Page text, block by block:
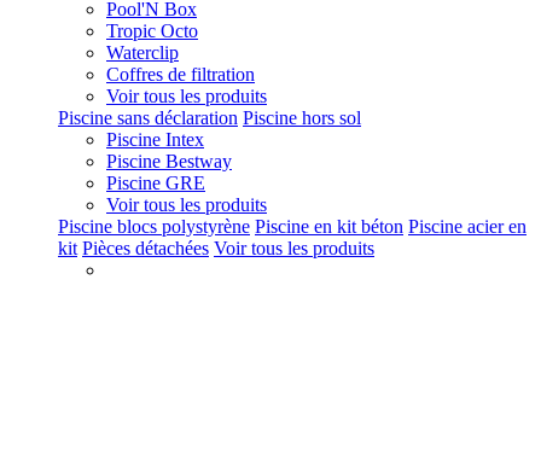
Pool'N Box
Tropic Octo
Waterclip
Coffres de filtration
Voir tous les produits
Piscine sans déclaration Piscine hors sol
Piscine Intex
Piscine Bestway
Piscine GRE
Voir tous les produits
Piscine blocs polystyrène Piscine en kit béton Piscine acier en
kit Pièces détachées Voir tous les produits